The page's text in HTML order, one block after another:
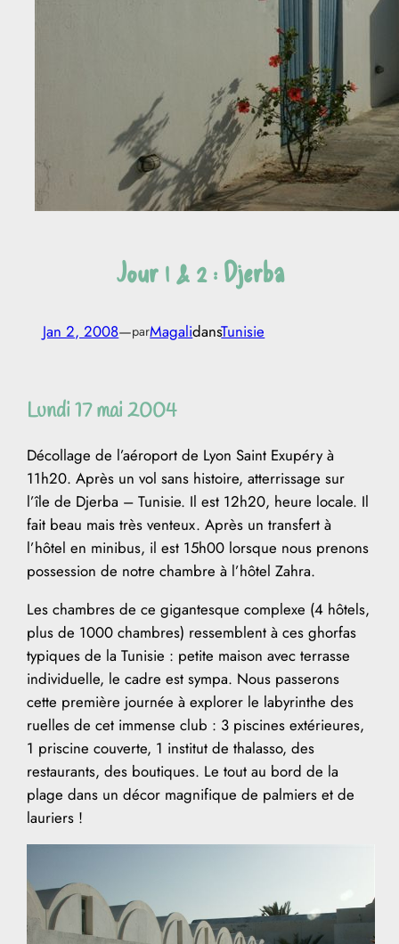
Jour 1 & 2 : Djerba
Jan 2, 2008—parMagalidansTunisie
Lundi 17 mai 2004
Décollage de l’aéroport de Lyon Saint Exupéry à
11h20. Après un vol sans histoire, atterrissage sur
l’île de Djerba – Tunisie. Il est 12h20, heure locale. Il
fait beau mais très venteux. Après un transfert à
l’hôtel en minibus, il est 15h00 lorsque nous prenons
possession de notre chambre à l’hôtel Zahra.
Les chambres de ce gigantesque complexe (4 hôtels,
plus de 1000 chambres) ressemblent à ces ghorfas
typiques de la Tunisie : petite maison avec terrasse
individuelle, le cadre est sympa. Nous passerons
cette première journée à explorer le labyrinthe des
ruelles de cet immense club : 3 piscines extérieures,
1 priscine couverte, 1 institut de thalasso, des
restaurants, des boutiques. Le tout au bord de la
plage dans un décor magnifique de palmiers et de
lauriers !